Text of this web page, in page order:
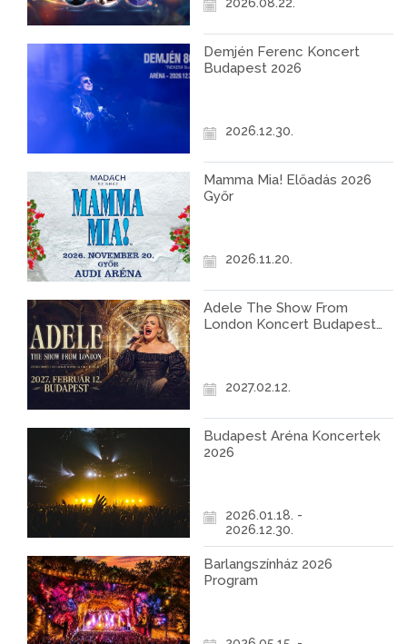
Demjén Ferenc Koncert
Budapest 2026
2026.12.30.
Mamma Mia! Előadás 2026
Győr
2026.11.20.
Adele The Show From
London Koncert Budapest
2027.02.12.
Budapest Aréna Koncertek
2026
2026.01.18. -
2026.12.30.
Barlangszínház 2026
Program